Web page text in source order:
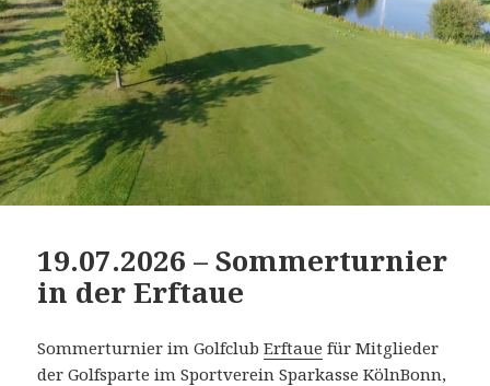
19.07.2026 – Sommerturnier
in der Erftaue
Sommerturnier im GolfclubErftaue für Mitglieder
der Golfsparte im Sportverein Sparkasse KölnBonn,